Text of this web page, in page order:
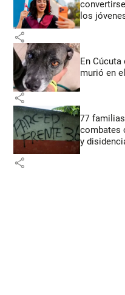
los
share
En Cúcuta
murió en
share
77
combates
y
share